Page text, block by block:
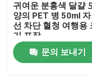
우리에 대하여
공장 여행
귀여운 분홍색 달걀
양의 PET 병 50ml 자
선 차단 혈청 여행용
기 포장
문의 보내기